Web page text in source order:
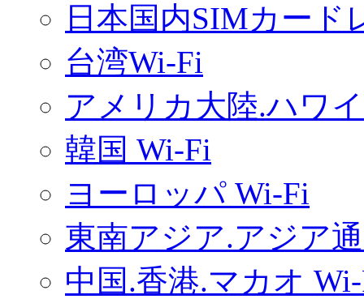
日本国内SIMカード
台湾Wi-Fi
アメリカ大陸.ハワ
韓国 Wi-Fi
ヨーロッパ Wi-Fi
東南アジア.アジア
中国.香港.マカオ